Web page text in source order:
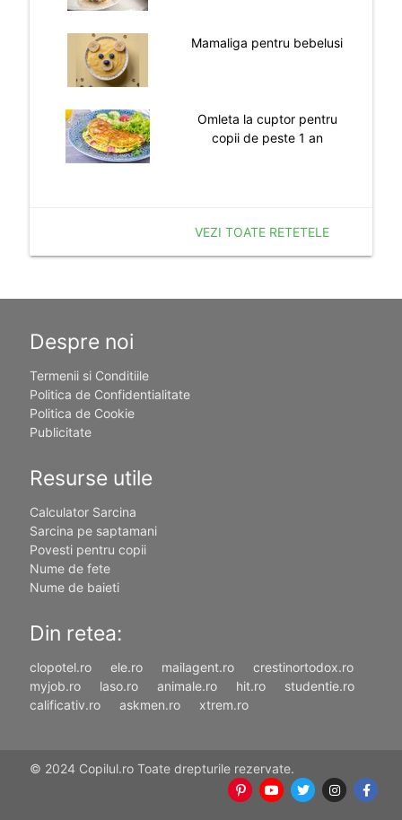
Mamaliga pentru bebelusi
Omleta la cuptor pentru
copii de peste 1 an
VEZI TOATE RETETELE
Despre noi
Termenii si Conditiile
Politica de Confidentialitate
Politica de Cookie
Publicitate
Resurse utile
Calculator Sarcina
Sarcina pe saptamani
Povesti pentru copii
Nume de fete
Nume de baieti
Din retea:
clopotel.ro ele.ro mailagent.ro
crestinortodox.ro
myjob.ro
laso.ro animale.ro hit.ro
studentie.ro
calificativ.ro
askmen.ro xtrem.ro
© 2024 Copilul.ro Toate drepturile rezervate.